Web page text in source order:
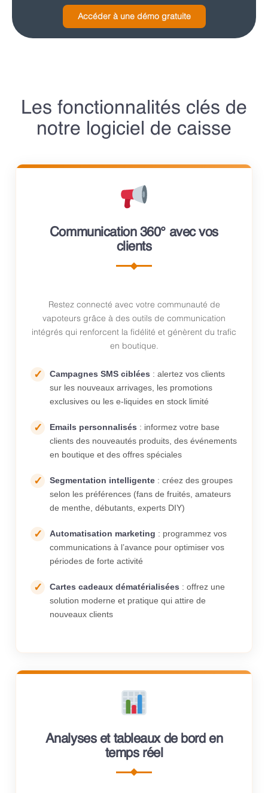
Accéder à une démo gratuite
Les fonctionnalités clés de
notre logiciel de caisse
Communication 360° avec vos
clients
Restez connecté avec votre communauté de
vapoteurs grâce à des outils de communication
intégrés qui renforcent la fidélité et génèrent du trafic
en boutique.
Campagnes SMS ciblées : alertez vos clients
sur les nouveaux arrivages, les promotions
exclusives ou les e-liquides en stock limité
Emails personnalisés : informez votre base
clients des nouveautés produits, des événements
en boutique et des offres spéciales
Segmentation intelligente : créez des groupes
selon les préférences (fans de fruités, amateurs
de menthe, débutants, experts DIY)
Automatisation marketing : programmez vos
communications à l’avance pour optimiser vos
périodes de forte activité
Cartes cadeaux dématérialisées : offrez une
solution moderne et pratique qui attire de
nouveaux clients
Analyses et tableaux de bord en
temps réel